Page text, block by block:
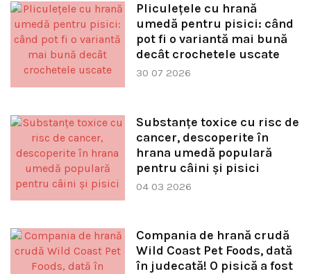
Pliculețele cu hrană
umedă pentru pisici: când
pot fi o variantă mai bună
decât crochetele uscate
30 07 2026
Substanțe toxice cu risc de
cancer, descoperite în
hrana umedă populară
pentru câini și pisici
04 03 2026
Compania de hrană crudă
Wild Coast Pet Foods, dată
în judecată! O pisică a fost